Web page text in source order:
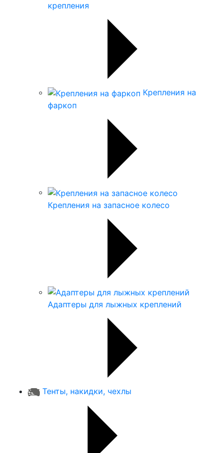
крепления
Крепления на
фаркоп
Крепления на запасное колесо
Адаптеры для лыжных креплений
Тенты, накидки, чехлы